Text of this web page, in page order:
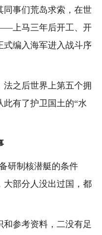
事们荒岛求索，在世
上马三年后开工、开
式编入海军进入战斗序
之后世界上第五个拥
有了护卫国土的“水
制核潜艇的条件
大部分人没出过国，都
参考资料，二没有足